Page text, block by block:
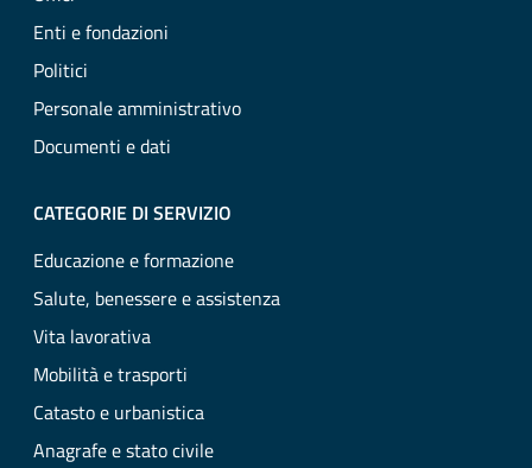
Enti e fondazioni
Politici
Personale amministrativo
Documenti e dati
CATEGORIE DI SERVIZIO
Educazione e formazione
Salute, benessere e assistenza
Vita lavorativa
Mobilità e trasporti
Catasto e urbanistica
Anagrafe e stato civile